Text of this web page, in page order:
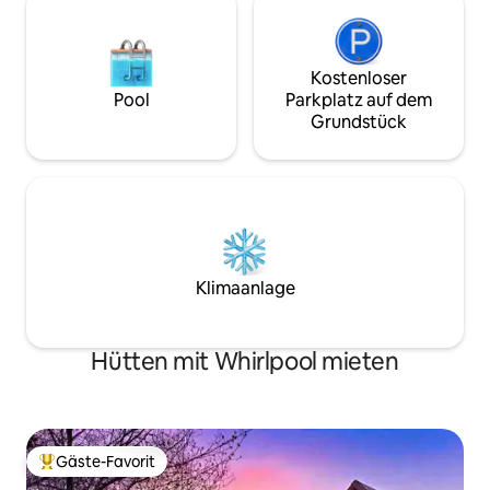
Pool
Kostenloser
Parkplatz auf dem
Grundstück
Klimaanlage
Hütten mit Whirlpool mieten
Beliebter Gäste-Favorit.
Gäste-Favorit